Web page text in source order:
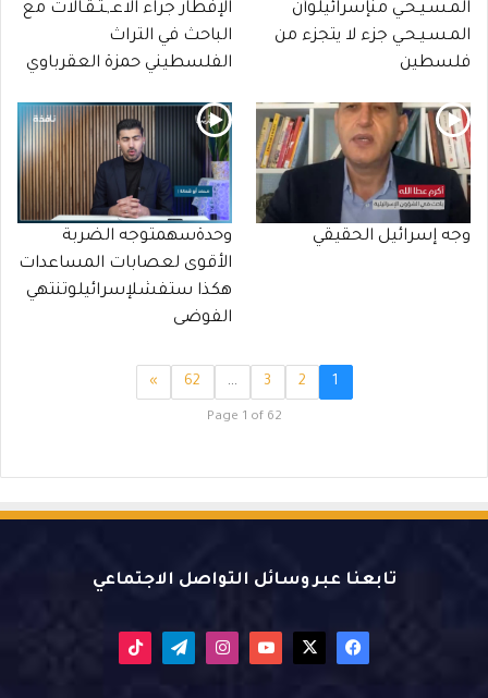
المـسـيـحـي منإسرائيلوأن
المـسـيـحـي جزء لا يتجزء من
فلسطين
الإفطار جراء الاعـ,ـتـقـالات مع
الباحث في التراث
الفلسطيني حمزة العقرباوي
وجه إسرائيل الحقيقي
وحدةسهمتوجه الضربة
الأقوى لعصابات المساعدات
هكذا ستفشلإسرائيلوتنتهي
الفوضى
1
2
3
…
62
»
Page 1 of 62
تابعنا عبر وسائل التواصل الاجتماعي
فيسبوك يوتيوب انستقرام تيلقرام